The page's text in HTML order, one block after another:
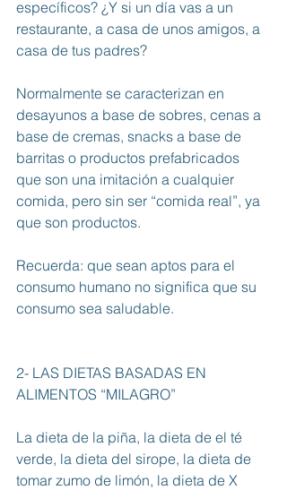
específicos? ¿Y si un día vas a un
restaurante, a casa de unos amigos, a
casa de tus padres?
Normalmente se caracterizan en
desayunos a base de sobres, cenas a
base de cremas, snacks a base de
barritas o productos prefabricados
que son una imitación a cualquier
comida, pero sin ser “comida real”, ya
que son productos.
Recuerda: que sean aptos para el
consumo humano no significa que su
consumo sea saludable.
2- LAS DIETAS BASADAS EN
ALIMENTOS “MILAGRO”
La dieta de la piña, la dieta de el té
verde, la dieta del sirope, la dieta de
tomar zumo de limón, la dieta de X